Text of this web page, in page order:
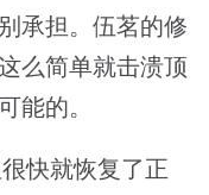
承担。伍茗的修
么简单就击溃顶
能的。
快就恢复了正